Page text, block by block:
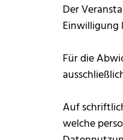
Der
Für die
Auf
welche